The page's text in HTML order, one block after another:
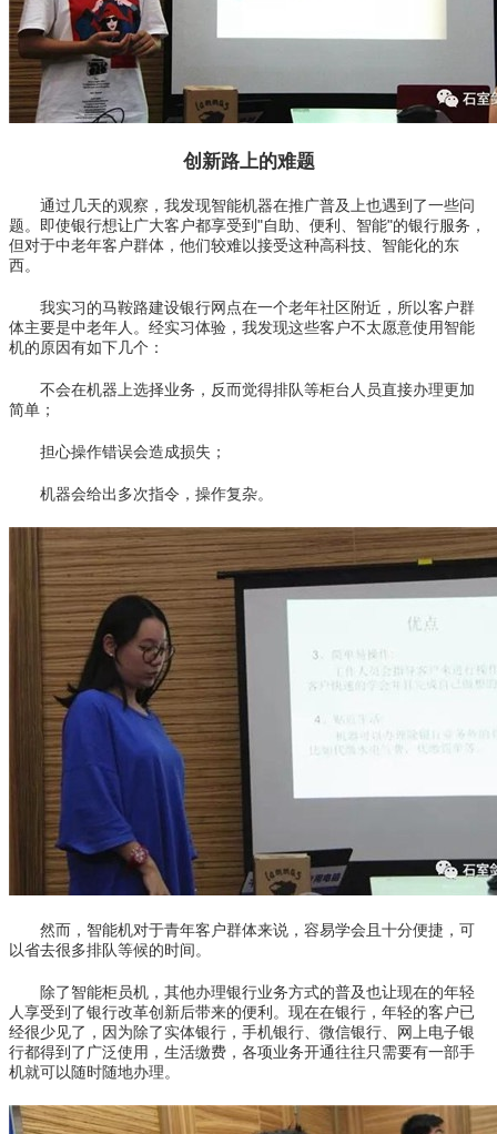
创新路上的难题
通过几天的观察，我发现智能机器在推广普及上也遇到了一些问
题。即使银行想让广大客户都享受到"自助、便利、智能"的银行服务，
但对于中老年客户群体，他们较难以接受这种高科技、智能化的东
西。
我实习的马鞍路建设银行网点在一个老年社区附近，所以客户群
体主要是中老年人。经实习体验，我发现这些客户不太愿意使用智能
机的原因有如下几个：
不会在机器上选择业务，反而觉得排队等柜台人员直接办理更加
简单；
担心操作错误会造成损失；
机器会给出多次指令，操作复杂。
然而，智能机对于青年客户群体来说，容易学会且十分便捷，可
以省去很多排队等候的时间。
除了智能柜员机，其他办理银行业务方式的普及也让现在的年轻
人享受到了银行改革创新后带来的便利。现在在银行，年轻的客户已
经很少见了，因为除了实体银行，手机银行、微信银行、网上电子银
行都得到了广泛使用，生活缴费，各项业务开通往往只需要有一部手
机就可以随时随地办理。